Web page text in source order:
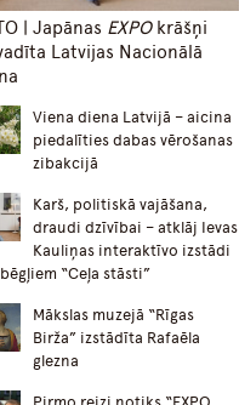
| Japānas EXPOkrāšņi
Latvijas Nacionālā
Viena diena Latvijā – aicina
piedalīties dabas vērošanas
zibakcijā
Karš, politiskā vajāšana,
draudi dzīvībai – atklāj Ievas
Kauliņas interaktīvo izstādi
“Ceļa stāsti”
Mākslas muzejā “Rīgas
Birža” izstādīta Rafaēla
glezna